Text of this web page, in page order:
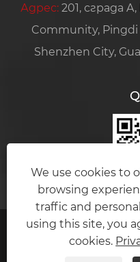
Адрес: 201, сграда
Community,
Shenzhen City,
Авторско право ©
We use cookies to
browsing
traffic and
using this site, you
cookies.